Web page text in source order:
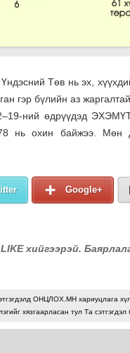
Төв нь эх,
гэр бүлийн аз
ний өдрүүдэд
нь охин байжээ. Мөн
Google+
хийгээрэй.
ОНЦЛОХ.МН хариуцлага
хязгаарласан тул Та